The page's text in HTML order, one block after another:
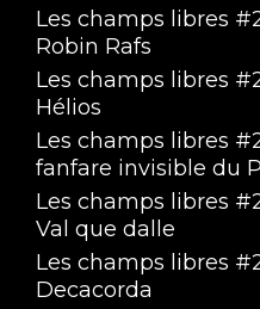
Ma Nénette Carbure
Mar 23, 2026 • 1:33:29
Les champs libres
Robin Rafs
Les champs libres
Hélios
Les champs libres
fanfare invisible du
Les champs libres
Val que dalle
Les champs libres
Decacorda